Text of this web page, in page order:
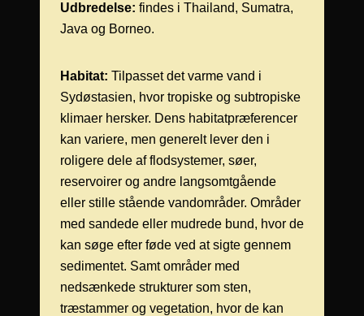
Udbredelse: findes i Thailand, Sumatra,
Java og Borneo.
Habitat: Tilpasset det varme vand i
Sydøstasien, hvor tropiske og subtropiske
klimaer hersker. Dens habitatpræferencer
kan variere, men generelt lever den i
roligere dele af flodsystemer, søer,
reservoirer og andre langsomtgående
eller stille stående vandområder. Områder
med sandede eller mudrede bund, hvor de
kan søge efter føde ved at sigte gennem
sedimentet. Samt områder med
nedsænkede strukturer som sten,
træstammer og vegetation, hvor de kan